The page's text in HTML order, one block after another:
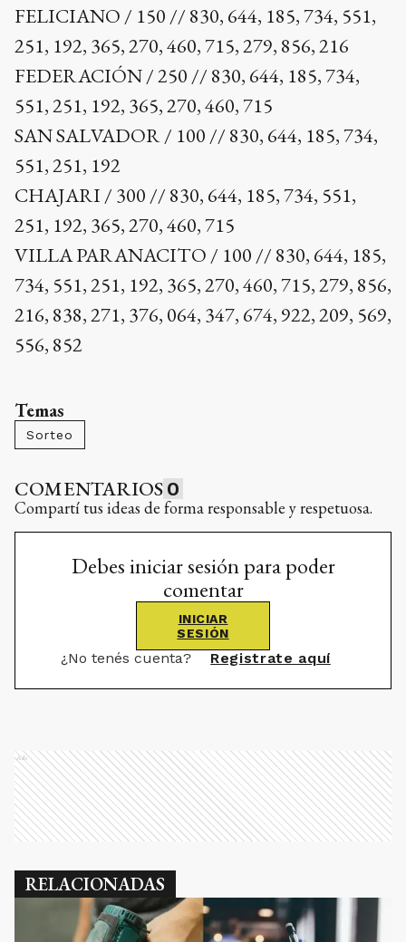
FELICIANO / 150 // 830, 644, 185, 734, 551,
251, 192, 365, 270, 460, 715, 279, 856, 216
FEDERACIÓN / 250 // 830, 644, 185, 734,
551, 251, 192, 365, 270, 460, 715
SAN SALVADOR / 100 // 830, 644, 185, 734,
551, 251, 192
CHAJARI / 300 // 830, 644, 185, 734, 551,
251, 192, 365, 270, 460, 715
VILLA PARANACITO / 100 // 830, 644, 185,
734, 551, 251, 192, 365, 270, 460, 715, 279, 856,
216, 838, 271, 376, 064, 347, 674, 922, 209, 569,
556, 852
Temas
Sorteo
COMENTARIOS 0
Compartí tus ideas de forma responsable y respetuosa.
Debes iniciar sesión para poder
comentar
INICIAR
SESIÓN
¿No tenés cuenta? Registrate aquí
Ads
RELACIONADAS